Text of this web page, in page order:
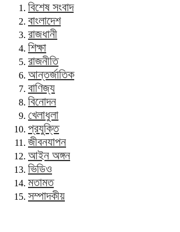
বিশেষ সংবাদ
বাংলাদেশ
রাজধানী
শিক্ষা
রাজনীতি
আন্তর্জাতিক
বাণিজ্য
বিনোদন
খেলাধুলা
প্রযুক্তি
জীবনযাপন
আইন অঙ্গন
ভিডিও
মতামত
সম্পাদকীয়